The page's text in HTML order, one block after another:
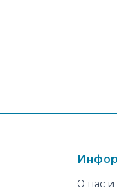
О нас и